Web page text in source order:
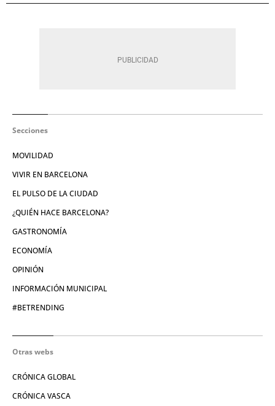
Secciones
MOVILIDAD
VIVIR EN BARCELONA
EL PULSO DE LA CIUDAD
¿QUIÉN HACE BARCELONA?
GASTRONOMÍA
ECONOMÍA
OPINIÓN
INFORMACIÓN MUNICIPAL
#BETRENDING
Otras webs
CRÓNICA GLOBAL
CRÓNICA VASCA